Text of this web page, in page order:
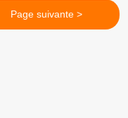
Page suivante >